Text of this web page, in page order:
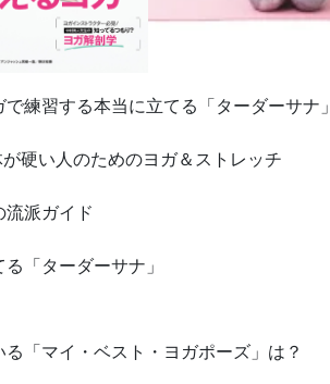
練習する本当に立てる「ターダーサナ」
硬い人のためのヨガ＆ストレッチ
派ガイド
「ターダーサナ」
「マイ・ベスト・ヨガポーズ」は？